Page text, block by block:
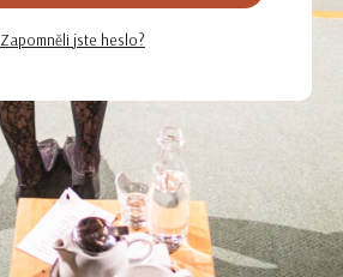
Zapomněli jste heslo?